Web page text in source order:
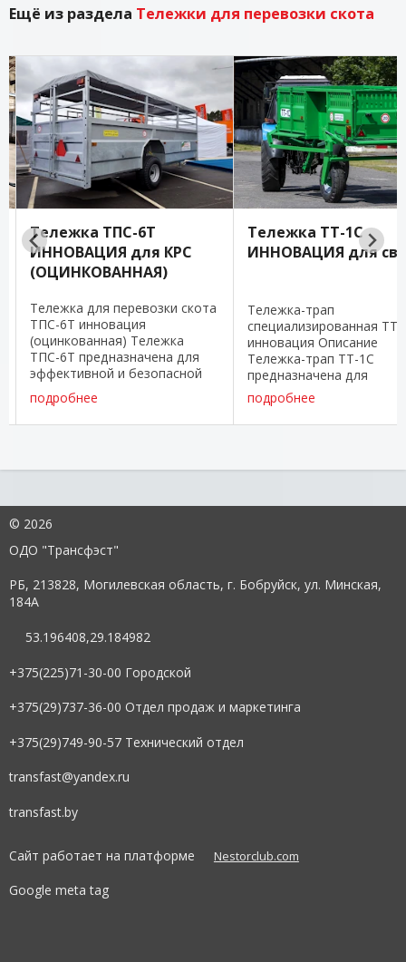
Ещё из раздела Тележки для перевозки скота
Тележка ТПС-6Т
ИННОВАЦИЯ для КРС
(ОЦИНКОВАННАЯ)
Тележка для перевозки скота
ТПС-6Т инновация
(оцинкованная) Тележка
ТПС-6Т предназначена для
эффективной и безопасной
транспортировки различных
видов скота. Эта
обновленная версия
удобства ...
подробнее
Тележка ТТ-1С
ИННОВАЦИЯ для
Тележка-трап
специализированная ТТ-
инновация Описание
Тележка-трап ТТ-1С
предназначена для
эффективной
транспортировки свиней
другого некрупного
животноводческих
решения ...
подробнее
© 2026
ОДО "Трансфэст"
РБ, 213828, Могилевская область, г. Бобруйск, ул. Минская,
184А
53.196408,29.184982
+375(225)71-30-00 Городской
+375(29)737-36-00 Отдел продаж и маркетинга
+375(29)749-90-57 Технический отдел
transfast@yandex.ru
transfast.by
Сайт работает на платформе Nestorclub.com
Google meta tag